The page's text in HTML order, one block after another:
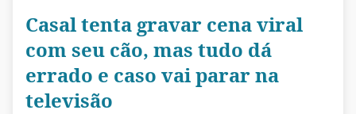
Casal tenta gravar cena viral
com seu cão, mas tudo dá
errado e caso vai parar na
televisão